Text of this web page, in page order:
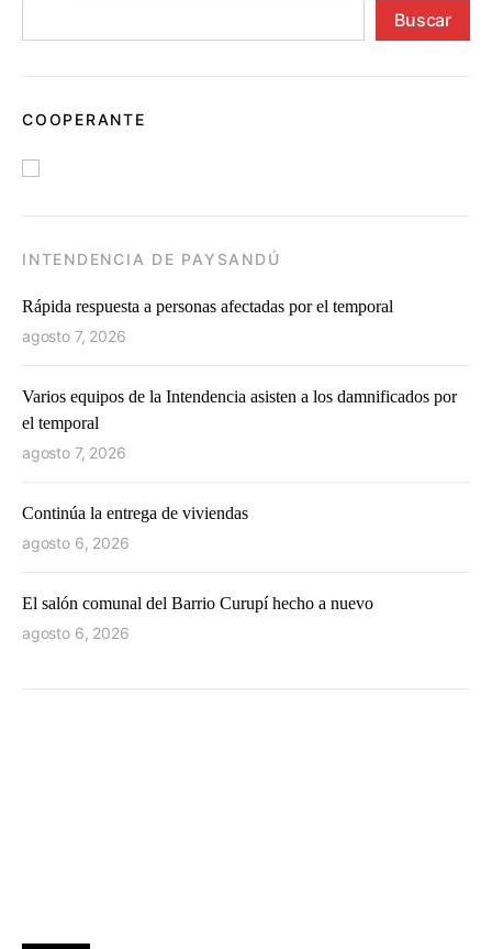
Buscar
COOPERANTE
INTENDENCIA DE PAYSANDÚ
Rápida respuesta a personas afectadas por el temporal
agosto 7, 2026
Varios equipos de la Intendencia asisten a los damnificados por
el temporal
agosto 7, 2026
Continúa la entrega de viviendas
agosto 6, 2026
El salón comunal del Barrio Curupí hecho a nuevo
agosto 6, 2026